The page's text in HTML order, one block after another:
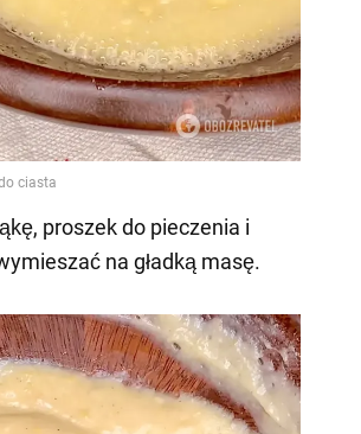
proszek do pieczenia i
na gładką masę.